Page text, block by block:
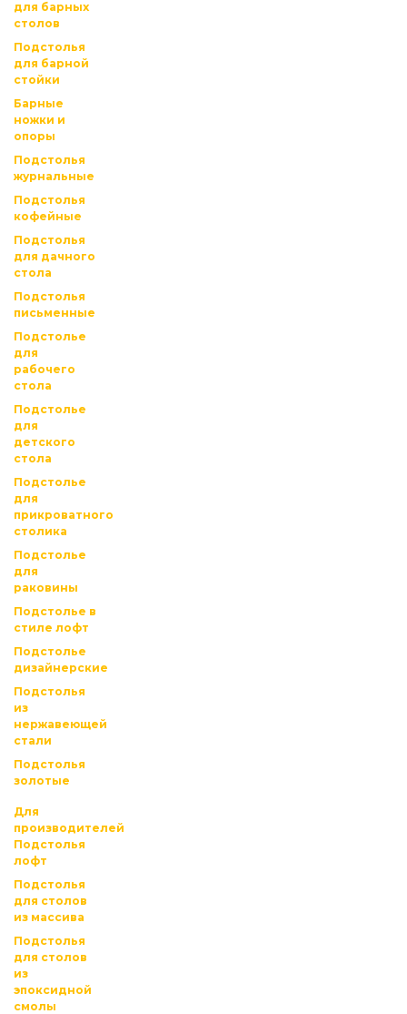
для барных
столов
Подстолья
для барной
стойки
Барные
ножки и
опоры
Подстолья
журнальные
Подстолья
кофейные
Подстолья
для дачного
стола
Подстолья
письменные
Подстолье
для
рабочего
стола
Подстолье
для
детского
стола
Подстолье
для
прикроватного
столика
Подстолье
для
раковины
Подстолье в
стиле лофт
Подстолье
дизайнерские
Подстолья
из
нержавеющей
стали
Подстолья
золотые
Для
производителей
Подстолья
лофт
Подстолья
для столов
из массива
Подстолья
для столов
из
эпоксидной
смолы